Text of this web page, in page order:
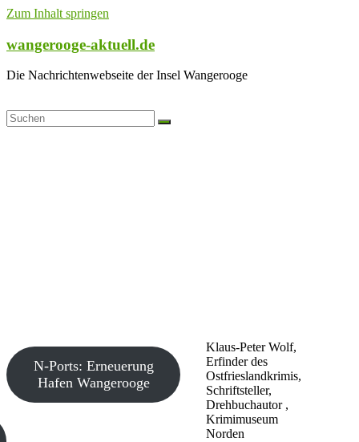
Zum Inhalt springen
wangerooge-aktuell.de
Die Nachrichtenwebseite der Insel Wangerooge
Klaus-Peter Wolf,
Erfinder des
Ostfrieslandkrimis,
Schriftsteller,
Drehbuchautor ,
Krimimuseum
Norden
N-Ports: Erneuerung
Hafen Wangerooge